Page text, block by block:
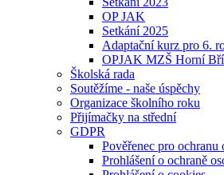
OP JAK
Setkání 2025
Adaptační kurz pro 6.
OPJAK MZŠ Horní
Školská rada
Soutěžíme - naše úspěchy
Organizace školního roku
Přijímačky na střední
GDPR
Pověřenec pro ochranu
Prohlášení o ochraně